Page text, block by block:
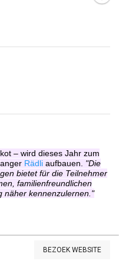
lijst
– wird dieses Jahr zum
Rädli aufbauen. "Die
bietet für die Teilnehmer
familienfreundlichen
näher kennenzulernen."
BEZOEK WEBSITE